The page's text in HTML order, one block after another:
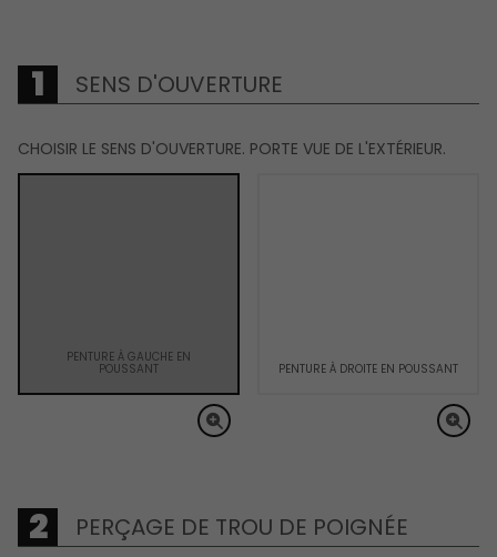
SENS D'OUVERTURE
CHOISIR LE SENS D'OUVERTURE. PORTE VUE DE L'EXTÉRIEUR.
PENTURE À GAUCHE EN
POUSSANT PENTURE À DROITE EN POUSSANT
PERÇAGE DE TROU DE POIGNÉE